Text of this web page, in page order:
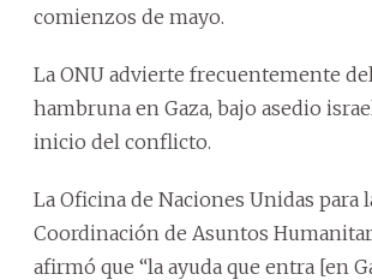
comienzos de mayo.
La ONU advierte frecuentemente
hambruna en Gaza, bajo asedio
inicio del conflicto.
La Oficina de Naciones Unidas para
Coordinación de Asuntos
afirmó que “la ayuda que entra [en